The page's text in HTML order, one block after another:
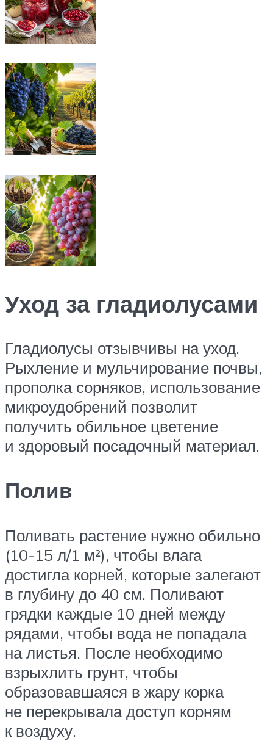
Уход за гладиолусами
Гладиолусы отзывчивы на уход.
Рыхление и мульчирование почвы,
прополка сорняков, использование
микроудобрений позволит
получить обильное цветение
и здоровый посадочный материал.
Полив
Поливать растение нужно обильно
(10-15 л/1 м²), чтобы влага
достигла корней, которые залегают
в глубину до 40 см. Поливают
грядки каждые 10 дней между
рядами, чтобы вода не попадала
на листья. После необходимо
взрыхлить грунт, чтобы
образовавшаяся в жару корка
не перекрывала доступ корням
к воздуху.